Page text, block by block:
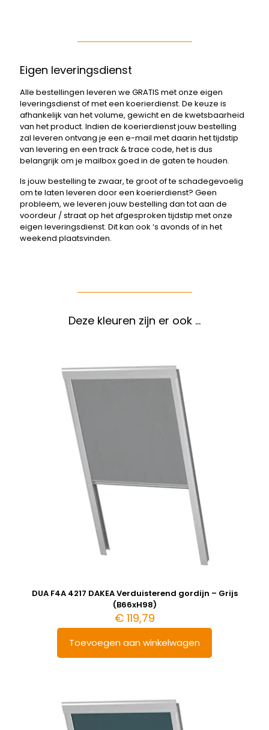
Eigen leveringsdienst
Alle bestellingen leveren we GRATIS met onze eigen
leveringsdienst of met een koerierdienst. De keuze is
afhankelijk van het volume, gewicht en de kwetsbaarheid
van het product. Indien de koerierdienst jouw bestelling
zal leveren ontvang je een e-mail met daarin het tijdstip
van levering en een track & trace code, het is dus
belangrijk om je mailbox goed in de gaten te houden.
Is jouw bestelling te zwaar, te groot of te schadegevoelig
om te laten leveren door een koerierdienst? Geen
probleem, we leveren jouw bestelling dan tot aan de
voordeur / straat op het afgesproken tijdstip met onze
eigen leveringsdienst. Dit kan ook ‘s avonds of in het
weekend plaatsvinden.
Deze kleuren zijn er ook …
DUA F4A 4217 DAKEA Verduisterend gordijn – Grijs
(B66xH98)
€119,79
Toevoegen aan winkelwagen